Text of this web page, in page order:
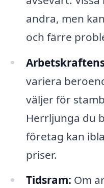
andra, men
och färre
variera
väljer för
Herrljunga du
företag kan
priser.
Tidsram: Om